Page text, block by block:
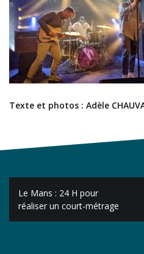
Texte et photos : Adèle
Navigation
de
l’article
Le Mans : 24 H pour
réaliser un court-métrage